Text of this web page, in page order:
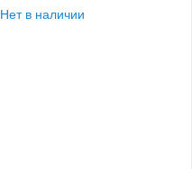
Нет в наличии